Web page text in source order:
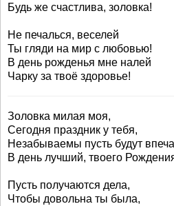
Будь же счастлива, золовка!
Не печалься, веселей
Ты гляди на мир с любовью!
В день рожденья мне налей
Чарку за твоё здоровье!
Золовка милая моя,
Сегодня праздник у тебя,
Незабываемы пусть будут
В день лучший, твоего
Пусть получаются дела,
Чтобы довольна ты была,